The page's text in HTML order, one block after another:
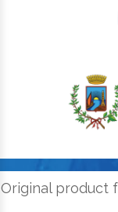
Original product